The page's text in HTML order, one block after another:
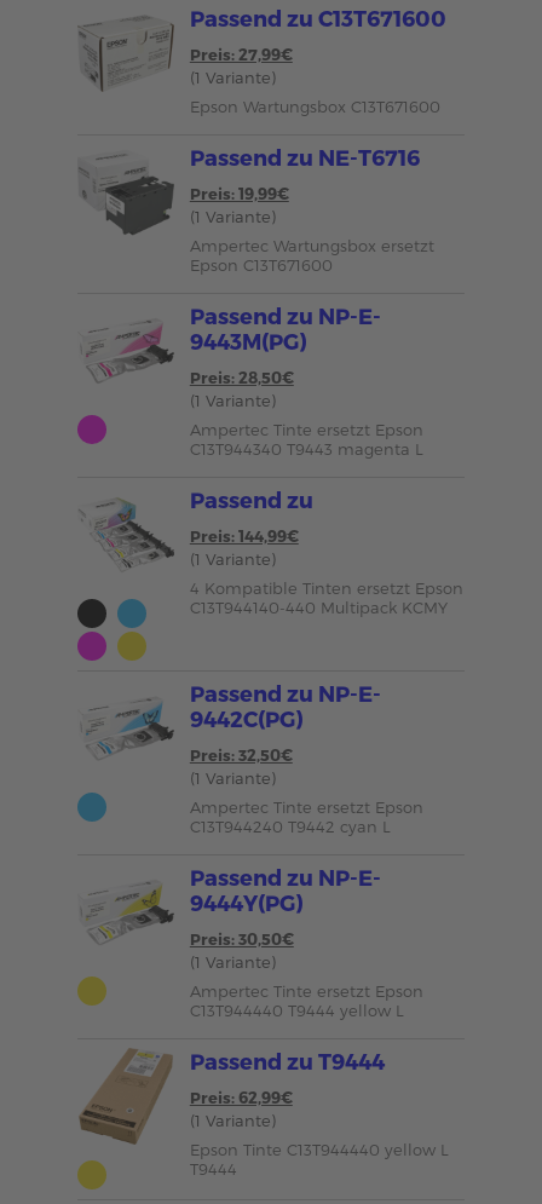
Passend zu C13T671600
Preis: 27,99€
(1 Variante)
Epson Wartungsbox C13T671600
Passend zu NE-T6716
Preis: 19,99€
(1 Variante)
Ampertec Wartungsbox ersetzt
Epson C13T671600
Passend zu NP-E-
9443M(PG)
Preis: 28,50€
(1 Variante)
Ampertec Tinte ersetzt Epson
C13T944340 T9443 magenta L
Passend zu
Preis: 144,99€
(1 Variante)
4 Kompatible Tinten ersetzt Epson
C13T944140-440 Multipack KCMY
Passend zu NP-E-
9442C(PG)
Preis: 32,50€
(1 Variante)
Ampertec Tinte ersetzt Epson
C13T944240 T9442 cyan L
Passend zu NP-E-
9444Y(PG)
Preis: 30,50€
(1 Variante)
Ampertec Tinte ersetzt Epson
C13T944440 T9444 yellow L
Passend zu T9444
Preis: 62,99€
(1 Variante)
Epson Tinte C13T944440 yellow L
T9444